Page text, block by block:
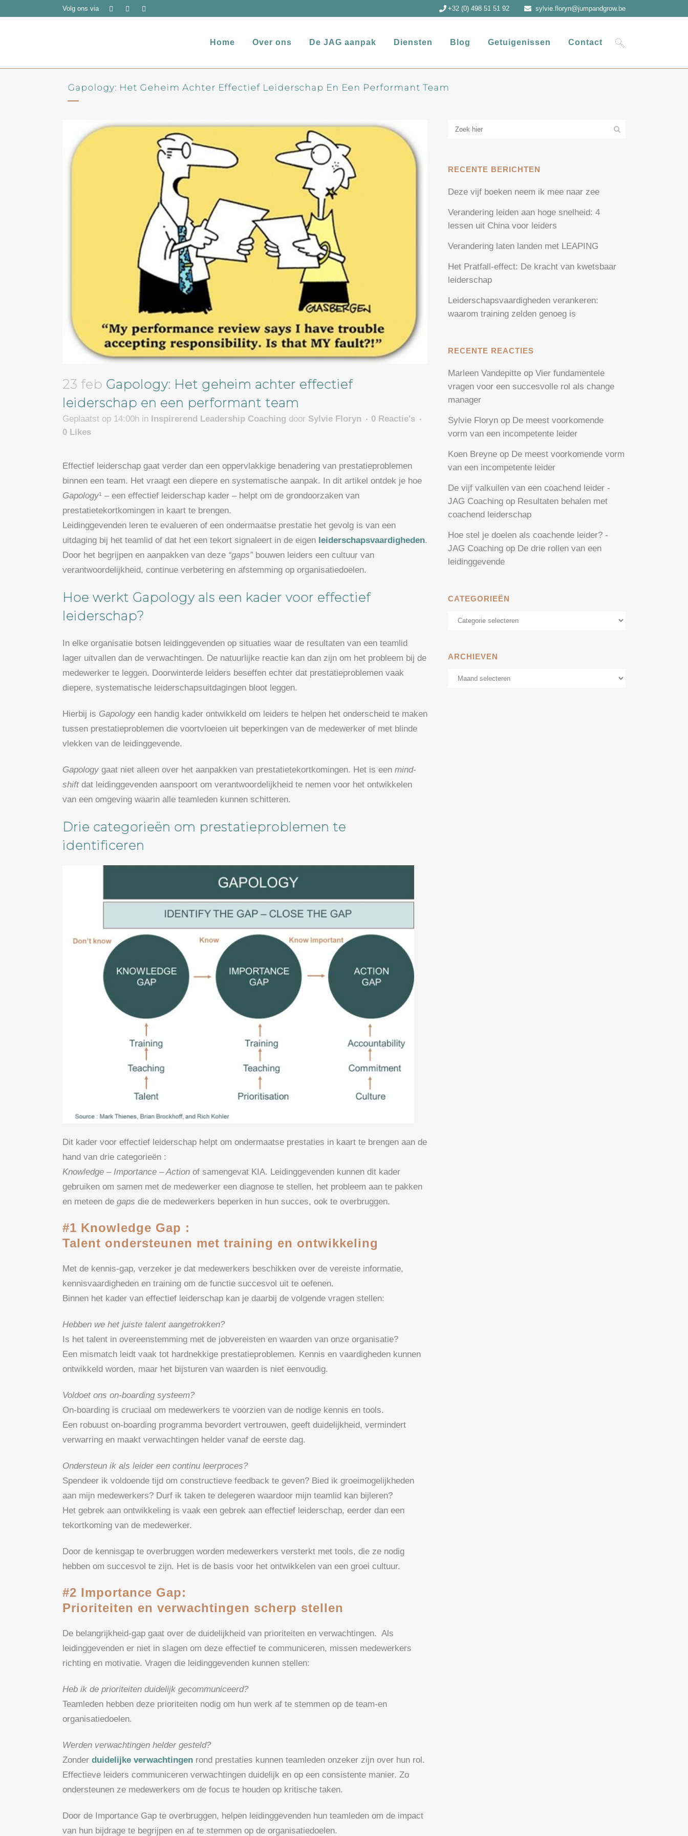
Volg ons via +32 (0) 498 51 51 92 sylvie.floryn@jumpandgrow.be
Home Over ons De JAG aanpak Diensten Blog Getuigenissen Contact
Gapology: Het Geheim Achter Effectief Leiderschap En Een Performant Team
23 feb Gapology: Het geheim achter effectief
leiderschap en een performant team
Geplaatst op 14:00h in Inspirerend Leadership Coaching door Sylvie Floryn
0 Reactie's
0 Likes
Effectief leiderschap gaat verder dan een oppervlakkige benadering van prestatieproblemen
binnen een team. Het vraagt een diepere en systematische aanpak. In dit artikel ontdek je hoe
Gapology¹ – een effectief leiderschap kader – helpt om de grondoorzaken van
prestatietekortkomingen in kaart te brengen.
Leidinggevenden leren te evalueren of een ondermaatse prestatie het gevolg is van een
uitdaging bij het teamlid of dat het een tekort signaleert in de eigen leiderschapsvaardigheden.
Door het begrijpen en aanpakken van deze “gaps”bouwen leiders een cultuur van
verantwoordelijkheid, continue verbetering en afstemming op organisatiedoelen.
Hoe werkt Gapology als een kader voor effectief
leiderschap?
In elke organisatie botsen leidinggevenden op situaties waar de resultaten van een teamlid
lager uitvallen dan de verwachtingen. De natuurlijke reactie kan dan zijn om het probleem bij de
medewerker te leggen. Doorwinterde leiders beseffen echter dat prestatieproblemen vaak
diepere, systematische leiderschapsuitdagingen bloot leggen.
Hierbij is Gapology een handig kader ontwikkeld om leiders te helpen het onderscheid te maken
tussen prestatieproblemen die voortvloeien uit beperkingen van de medewerker of met blinde
vlekken van de leidinggevende.
Gapology gaat niet alleen over het aanpakken van prestatietekortkomingen. Het is een mind-
shiftdat leidinggevenden aanspoort om verantwoordelijkheid te nemen voor het ontwikkelen
van een omgeving waarin alle teamleden kunnen schitteren.
Drie categorieën om prestatieproblemen te
identificeren
Dit kader voor effectief leiderschap helpt om ondermaatse prestaties in kaart te brengen aan de
hand van drie categorieën :
Knowledge – Importance – Action of samengevat KIA. Leidinggevenden kunnen dit kader
gebruiken om samen met de medewerker een diagnose te stellen, het probleem aan te pakken
en meteen de gaps die de medewerkers beperken in hun succes, ook te overbruggen.
#1 Knowledge Gap :
Talent ondersteunen met training en ontwikkeling
Met de kennis-gap, verzeker je dat medewerkers beschikken over de vereiste informatie,
kennisvaardigheden en training om de functie succesvol uit te oefenen.
Binnen het kader van effectief leiderschap kan je daarbij de volgende vragen stellen:
Hebben we het juiste talent aangetrokken?
Is het talent in overeenstemming met de jobvereisten en waarden van onze organisatie?
Een mismatch leidt vaak tot hardnekkige prestatieproblemen. Kennis en vaardigheden kunnen
ontwikkeld worden, maar het bijsturen van waarden is niet eenvoudig.
Voldoet ons on-boarding systeem?
On-boarding is cruciaal om medewerkers te voorzien van de nodige kennis en tools.
Een robuust on-boarding programma bevordert vertrouwen, geeft duidelijkheid, vermindert
verwarring en maakt verwachtingen helder vanaf de eerste dag.
Ondersteun ik als leider een continu leerproces?
Spendeer ik voldoende tijd om constructieve feedback te geven? Bied ik groeimogelijkheden
aan mijn medewerkers? Durf ik taken te delegeren waardoor mijn teamlid kan bijleren?
Het gebrek aan ontwikkeling is vaak een gebrek aan effectief leiderschap, eerder dan een
tekortkoming van de medewerker.
Door de kennisgap te overbruggen worden medewerkers versterkt met tools, die ze nodig
hebben om succesvol te zijn. Het is de basis voor het ontwikkelen van een groei cultuur.
#2 Importance Gap:
Prioriteiten en verwachtingen scherp stellen
De belangrijkheid-gap gaat over de duidelijkheid van prioriteiten en verwachtingen. Als
leidinggevenden er niet in slagen om deze effectief te communiceren, missen medewerkers
richting en motivatie. Vragen die leidinggevenden kunnen stellen:
Heb ik de prioriteiten duidelijk gecommuniceerd?
Teamleden hebben deze prioriteiten nodig om hun werk af te stemmen op de team-en
organisatiedoelen.
Werden verwachtingen helder gesteld?
Zonder duidelijke verwachtingen rond prestaties kunnen teamleden onzeker zijn over hun rol.
Effectieve leiders communiceren verwachtingen duidelijk en op een consistente manier. Zo
ondersteunen ze medewerkers om de focus te houden op kritische taken.
Door de Importance Gap te overbruggen, helpen leidinggevenden hun teamleden om de impact
van hun bijdrage te begrijpen en af te stemmen op de organisatiedoelen.
RECENTE BERICHTEN
Deze vijf boeken neem ik mee naar zee
Verandering leiden aan hoge snelheid: 4
lessen uit China voor leiders
Verandering laten landen met LEAPING
Het Pratfall-effect: De kracht van kwetsbaar
leiderschap
Leiderschapsvaardigheden verankeren:
waarom training zelden genoeg is
RECENTE REACTIES
Marleen Vandepitte opVier fundamentele
vragen voor een succesvolle rol als change
manager
Sylvie Floryn op De meest voorkomende
vorm van een incompetente leider
Koen Breyne op De meest voorkomende vorm
van een incompetente leider
De vijf valkuilen van een coachend leider -
JAG Coaching op Resultaten behalen met
coachend leiderschap
Hoe stel je doelen als coachende leider? -
JAG Coaching op De drie rollen van een
leidinggevende
CATEGORIEËN
Categorieën
ARCHIEVEN
Archieven